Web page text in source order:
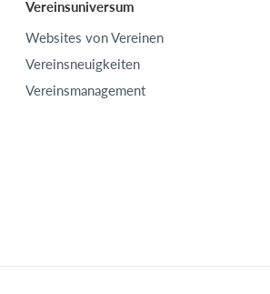
Vereinsuniversum
Websites von Vereinen
Vereinsneuigkeiten
Vereinsmanagement